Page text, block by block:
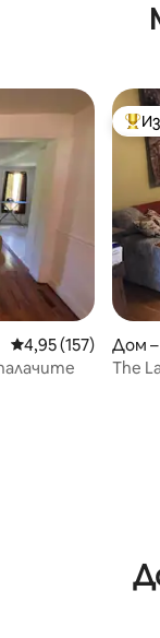
Средна оценка:
4,95 (157)
Дом
The